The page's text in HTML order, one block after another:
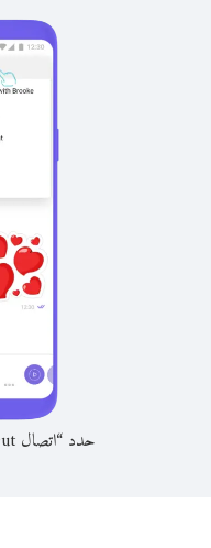
حدد “اتصال Viber Out” من عنوان المحادثة